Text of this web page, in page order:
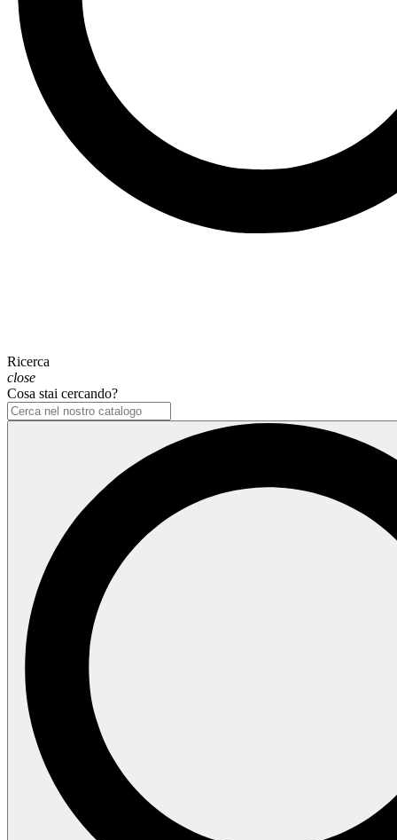
Ricerca
close
Cosa stai cercando?